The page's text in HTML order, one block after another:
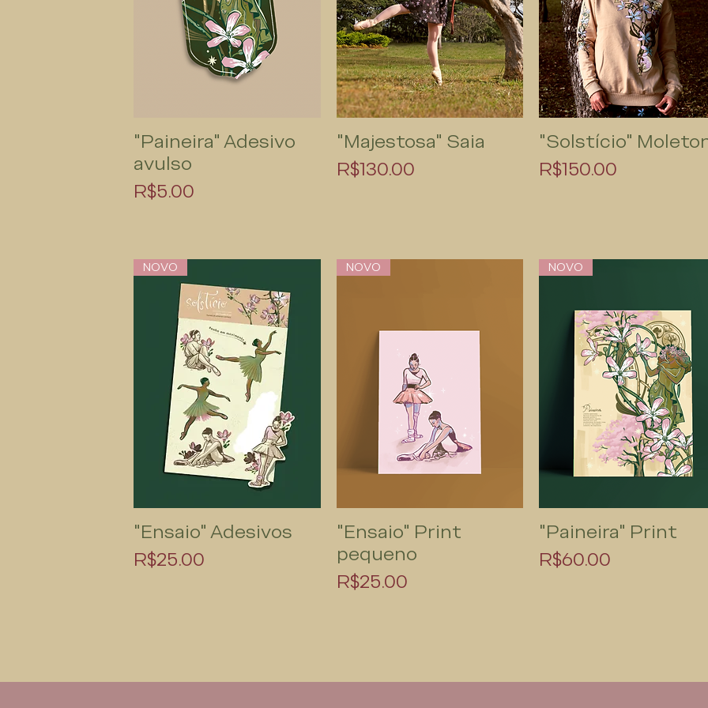
Quick View
"Paineira" Adesivo
avulso
Price
R$5.00
Quick View
"Majestosa" Saia
Price
R$130.00
Quick View
"Solstício"
Price
R$150.00
Quick View
NOVO
"Ensaio" Adesivos
Price
R$25.00
Quick View
NOVO
"Ensaio" Print
pequeno
Price
R$25.00
Quick View
NOVO
"Paineira" Print
Price
R$60.00